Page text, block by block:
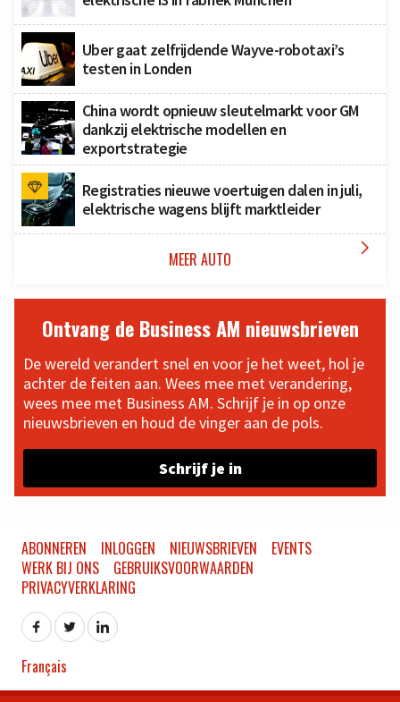
Uber gaat zelfrijdende Wayve-robotaxi’s
testen in Londen
China wordt opnieuw sleutelmarkt voor GM
dankzij elektrische modellen en
exportstrategie
Registraties nieuwe voertuigen dalen in juli,
elektrische wagens blijft marktleider
MEER AUTO 
Ontvang de Business AM nieuwsbrieven
De wereld verandert snel en voor je het weet, hol je
achter de feiten aan. Wees mee met verandering,
wees mee met Business AM. Schrijf je in op onze
nieuwsbrieven en houd de vinger aan de pols.
Schrijf je in
ABONNEREN INLOGGEN NIEUWSBRIEVEN
EVENTS
WERK BIJ ONS
GEBRUIKSVOORWAARDEN
PRIVACYVERKLARING
Français